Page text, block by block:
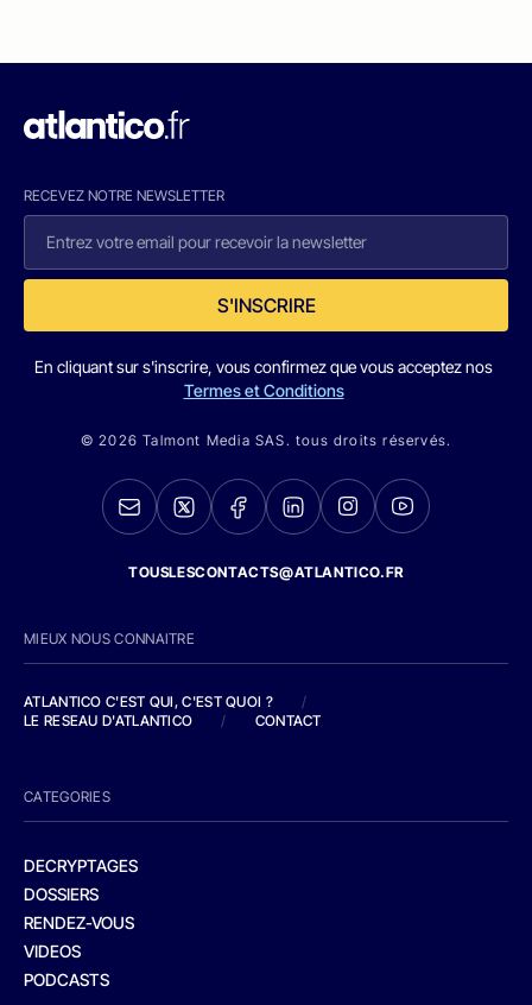
RECEVEZ NOTRE NEWSLETTER
S'INSCRIRE
En cliquant sur s'inscrire, vous confirmez que vous acceptez nos
Termes et Conditions
© 2026 Talmont Media SAS. tous droits réservés.
TOUSLESCONTACTS@ATLANTICO.FR
MIEUX NOUS CONNAITRE
ATLANTICO C'EST QUI, C'EST QUOI ?
/
LE RESEAU D'ATLANTICO
/ CONTACT
CATEGORIES
DECRYPTAGES
DOSSIERS
RENDEZ-VOUS
VIDEOS
PODCASTS